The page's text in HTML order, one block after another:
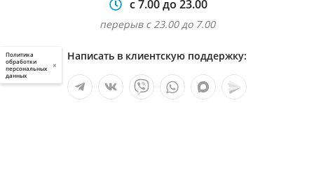
с 7.00 до 23.00
перерыв с 23.00 до 7.00
Написать в клиентскую поддержку:
Политика
обработки
персональных
данных
×